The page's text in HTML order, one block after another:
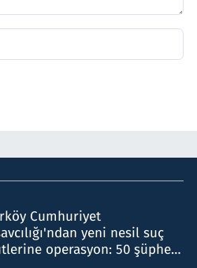
Cumhuriyet
yeni nesil suç
operasyon: 50 şüpheli